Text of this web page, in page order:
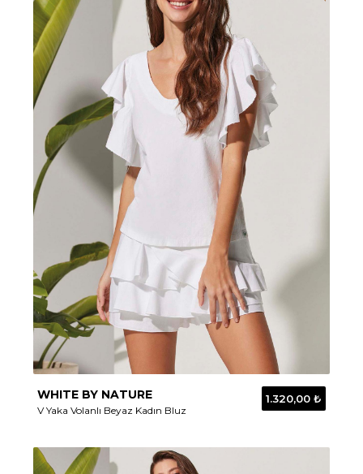
WHITE BY NATURE
V Yaka Volanlı Beyaz Kadın Bluz
1.320,00 ₺